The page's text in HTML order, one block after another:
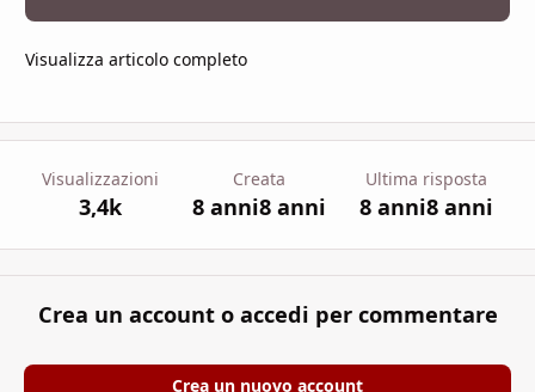
Visualizza articolo completo
Visualizzazioni
3,4k
Creata
8 anni8 anni
Ultima risposta
8 anni8 anni
Crea un account o accedi per commentare
Crea un nuovo account